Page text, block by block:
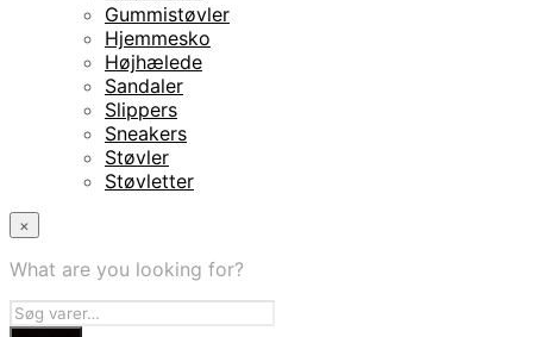
Gummistøvler
Hjemmesko
Højhælede
Sandaler
Slippers
Sneakers
Støvler
Støvletter
×
What are you looking for?